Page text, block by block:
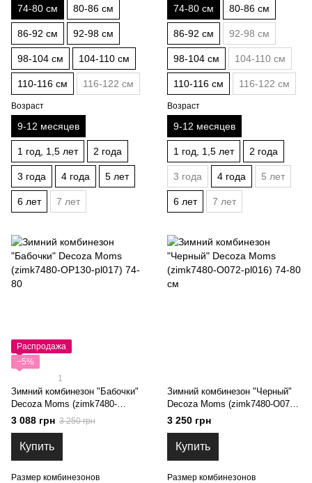
74-80 см 80-86 см
86-92 см 92-98 см
98-104 см 104-110 см
110-116 см 116-122 см
Возраст
9-12 месяцев
1 год, 1,5 лет 2 года
3 года 4 года 5 лет
6 лет 7 лет
74-80 см 80-86 см
86-92 см 92-98 см
98-104 см 104-110 см
110-116 см 116-122 см
Возраст
9-12 месяцев
1 год, 1,5 лет 2 года
3 года 4 года 5 лет
6 лет 7 лет
Распродажа
−5%
1
Зимний комбинезон "Бабочки"
Decoza Moms (zimk7480-
OP130-pl017) 74-80
3 088 грн 3 250 грн
Купить
Размер комбинезонов
Зимний комбинезон "Черный"
Decoza Moms (zimk7480-O072-
pl016) 74-80 см
3 250 грн
Купить
Размер комбинезонов